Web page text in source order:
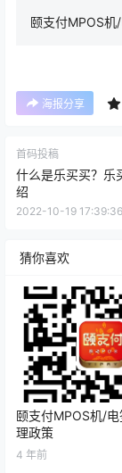
颐支付MPOS机
海报分享
首码投稿
什么是乐买买？乐
绍
2022-10-19 17:39:36
猜你喜欢
颐支付MPOS机/
理政策
4 年前